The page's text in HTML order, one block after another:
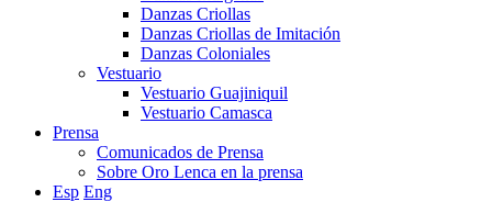
Danzas Criollas
Danzas Criollas de Imitación
Danzas Coloniales
Vestuario
Vestuario Guajiniquil
Vestuario Camasca
Prensa
Comunicados de Prensa
Sobre Oro Lenca en la prensa
Esp Eng